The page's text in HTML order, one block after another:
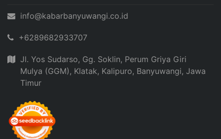
info@kabarbanyuwangi.co.id
+6289682933707
Jl. Yos Sudarso, Gg. Soklin, Perum Griya Giri
Mulya (GGM), Klatak, Kalipuro, Banyuwangi, Jawa
Timur